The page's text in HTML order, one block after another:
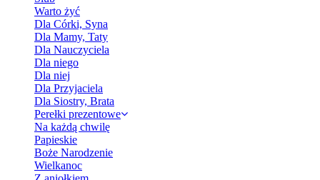
Warto żyć
Dla Córki, Syna
Dla Mamy, Taty
Dla Nauczyciela
Dla niego
Dla niej
Dla Przyjaciela
Dla Siostry, Brata
Perełki prezentowe
Na każdą chwilę
Papieskie
Boże Narodzenie
Wielkanoc